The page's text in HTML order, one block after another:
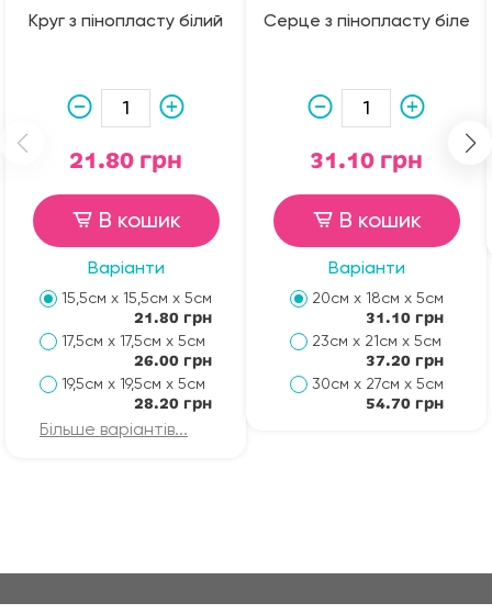
Круг з пінопласту білий
21.80 грн
В кошик
Варіанти
15,5см х 15,5см х 5см
21.80 грн
17,5см х 17,5см х 5см
26.00 грн
19,5см х 19,5см х 5см
28.20 грн
Більше варіантів...
Серце з пінопласту біле
31.10 грн
В кошик
Варіанти
20см х 18см х 5см
31.10 грн
23см х 21см х 5см
37.20 грн
30см х 27см х 5см
54.70 грн